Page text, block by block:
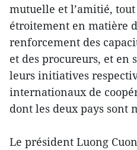
mutuelle et l’amitié,
étroitement en matière
renforcement des
et des procureurs, et en
leurs initiatives
internationaux de
dont les deux pays sont
Le président Luong